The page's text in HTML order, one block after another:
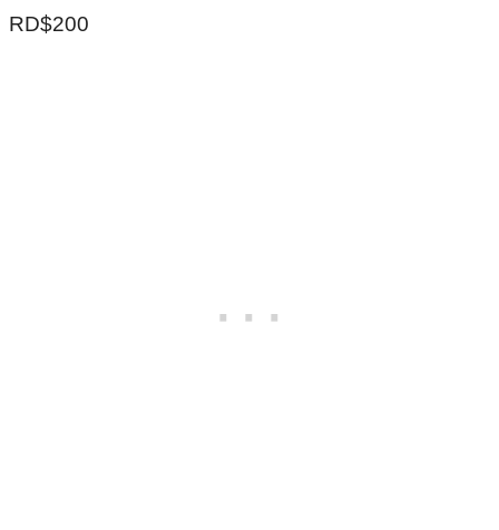
RD$200